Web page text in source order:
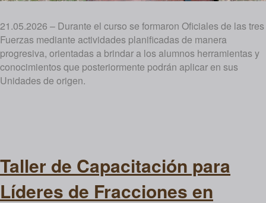
21.05.2026 – Durante el curso se formaron Oficiales de las tres
Fuerzas mediante actividades planificadas de manera
progresiva, orientadas a brindar a los alumnos herramientas y
conocimientos que posteriormente podrán aplicar en sus
Unidades de origen.
Taller de Capacitación para
Líderes de Fracciones en